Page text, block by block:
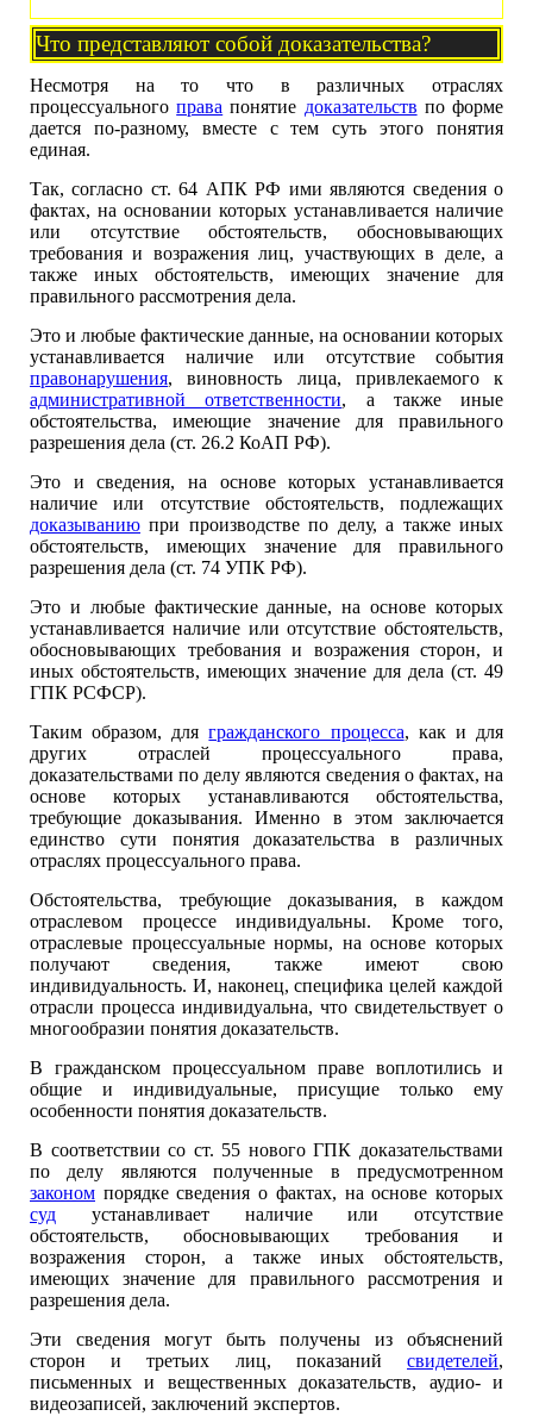
Что представляют собой доказательства?
Несмотря на то что в различных отраслях
процессуальногоправа понятие доказательств по форме
дается по-разному, вместе с тем суть этого понятия
единая.
Так, согласно ст. 64 АПК РФ ими являются сведения о
фактах, на основании которых устанавливается наличие
или отсутствие обстоятельств, обосновывающих
требования и возражения лиц, участвующих в деле, а
также иных обстоятельств, имеющих значение для
правильного рассмотрения дела.
Это и любые фактические данные, на основании которых
устанавливается наличие или отсутствие события
правонарушения, виновность лица, привлекаемого к
административной ответственности, а также иные
обстоятельства, имеющие значение для правильного
разрешения дела (ст. 26.2 КоАП РФ).
Это и сведения, на основе которых устанавливается
наличие или отсутствие обстоятельств, подлежащих
доказыванию при производстве по делу, а также иных
обстоятельств, имеющих значение для правильного
разрешения дела (ст. 74 УПК РФ).
Это и любые фактические данные, на основе которых
устанавливается наличие или отсутствие обстоятельств,
обосновывающих требования и возражения сторон, и
иных обстоятельств, имеющих значение для дела (ст. 49
ГПК РСФСР).
Таким образом, длягражданского процесса, как и для
других отраслей процессуального права,
доказательствами по делу являются сведения о фактах, на
основе которых устанавливаются обстоятельства,
требующие доказывания. Именно в этом заключается
единство сути понятия доказательства в различных
отраслях процессуального права.
Обстоятельства, требующие доказывания, в каждом
отраслевом процессе индивидуальны. Кроме того,
отраслевые процессуальные нормы, на основе которых
получают сведения, также имеют свою
индивидуальность. И, наконец, специфика целей каждой
отрасли процесса индивидуальна, что свидетельствует о
многообразии понятия доказательств.
В гражданском процессуальном праве воплотились и
общие и индивидуальные, присущие только ему
особенности понятия доказательств.
В соответствии со ст. 55 нового ГПК доказательствами
по делу являются полученные в предусмотренном
законом порядке сведения о фактах, на основе которых
суд устанавливает наличие или отсутствие
обстоятельств, обосновывающих требования и
возражения сторон, а также иных обстоятельств,
имеющих значение для правильного рассмотрения и
разрешения дела.
Эти сведения могут быть получены из объяснений
сторон и третьих лиц, показаний свидетелей,
письменных и вещественных доказательств, аудио- и
видеозаписей, заключений экспертов.